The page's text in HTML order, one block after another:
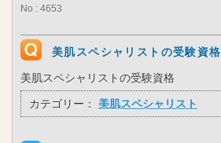
No : 4653
美肌スペシャリストの受験資格
美肌スペシャリストの受験資格
カテゴリー： 美肌スペシャリスト